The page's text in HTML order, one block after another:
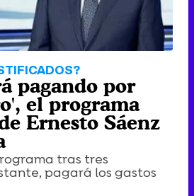
pagando por
el programa
Ernesto Sáenz
tras tres
pagará los gastos